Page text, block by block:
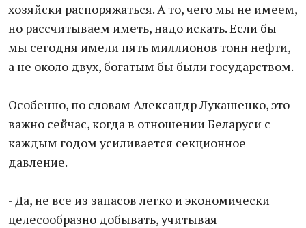
хозяйски распоряжаться. А то, чего мы не имеем,
но рассчитываем иметь, надо искать. Если бы
мы сегодня имели пять миллионов тонн нефти,
а не около двух, богатым бы были государством.
Особенно, по словам Александр Лукашенко, это
важно сейчас, когда в отношении Беларуси с
каждым годом усиливается секционное
давление.
- Да, не все из запасов легко и экономически
целесообразно добывать, учитывая